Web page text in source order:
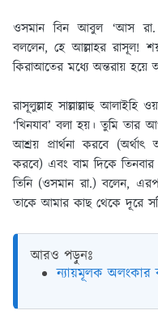
ওসমান বিন আবুল ‘আস রা.
বললেন, হে আল্লাহর রাসূল!
কিরাআতের মধ্যে অন্তরায় হয়ে
রাসূলুল্লাহ সাল্লাল্লাহু
‘খিনযাব’ বলা হয়। তুমি
আশ্রয় প্রার্থনা করবে (অর্থাৎ
করবে) এবং বাম দিকে
তিনি (ওসমান রা.) বলেন,
তাকে আমার কাছ থেকে দূরে
আরও পড়ুনঃ
ন্যায়মূলক